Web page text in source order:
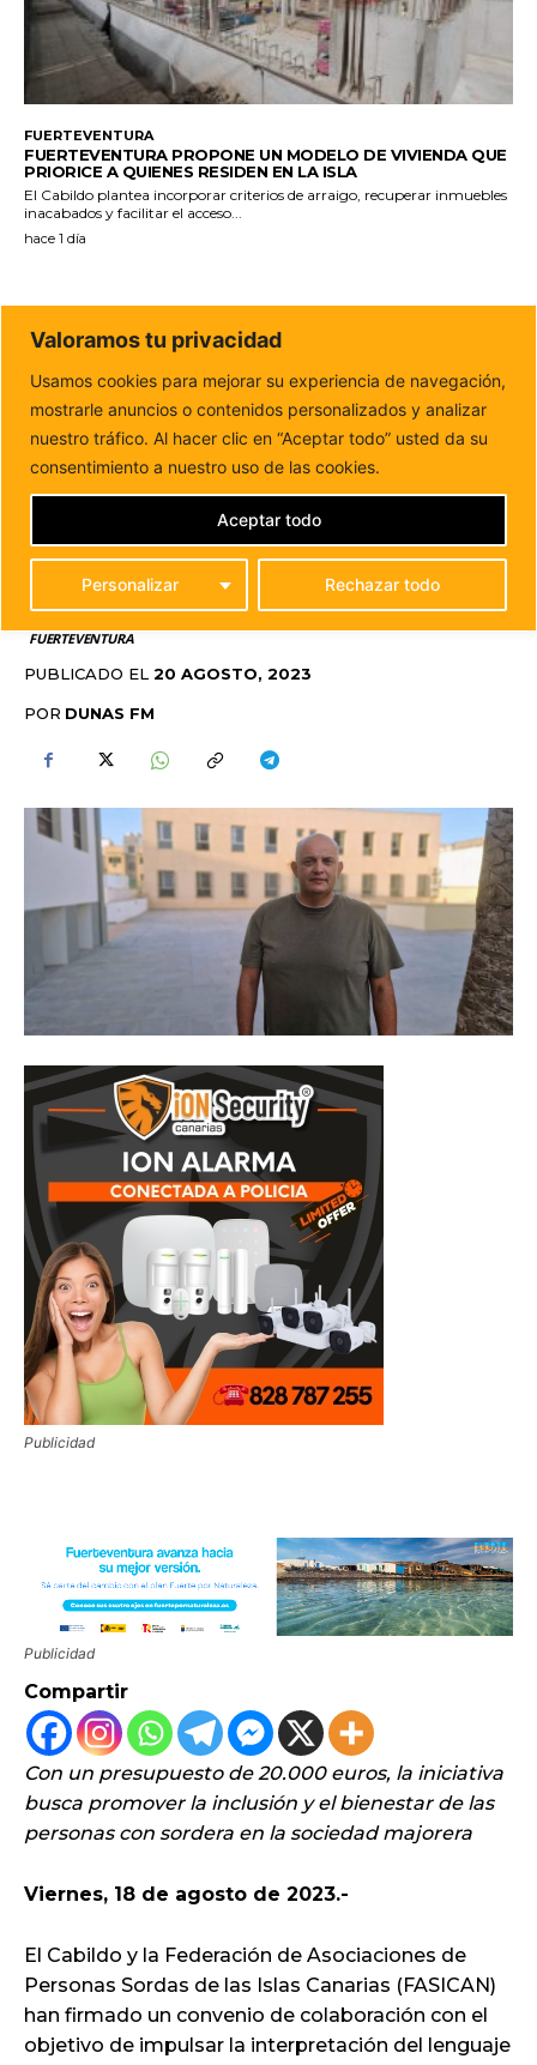
FUERTEVENTURA
FUERTEVENTURA PROPONE UN MODELO DE VIVIENDA QUE
PRIORICE A QUIENES RESIDEN EN LA ISLA
El Cabildo plantea incorporar criterios de arraigo, recuperar inmuebles
inacabados y facilitar el acceso...
hace 1 día